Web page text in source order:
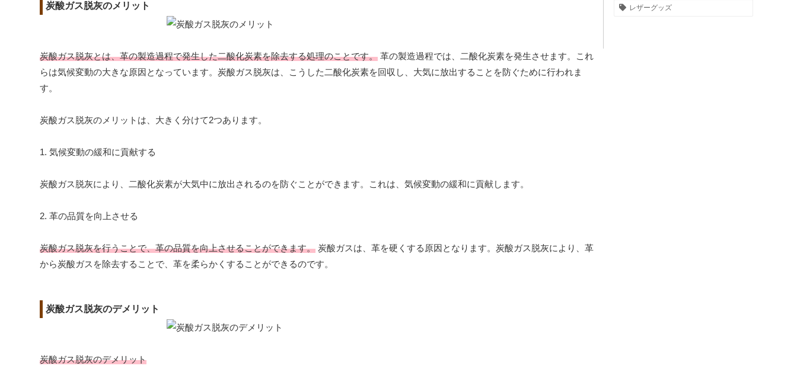
炭酸ガス脱灰のメリット
炭酸ガス脱灰とは、革の製造過程で発生した二酸化炭素を除去する処理のことです。 革の製造過程では、二酸化炭素を発生させます。これ
らは気候変動の大きな原因となっています。炭酸ガス脱灰は、こうした二酸化炭素を回収し、大気に放出することを防ぐために行われま
す。
炭酸ガス脱灰のメリットは、大きく分けて2つあります。
1. 気候変動の緩和に貢献する
炭酸ガス脱灰により、二酸化炭素が大気中に放出されるのを防ぐことができます。これは、気候変動の緩和に貢献します。
2. 革の品質を向上させる
炭酸ガス脱灰を行うことで、革の品質を向上させることができます。 炭酸ガスは、革を硬くする原因となります。炭酸ガス脱灰により、革
から炭酸ガスを除去することで、革を柔らかくすることができるのです。
炭酸ガス脱灰のデメリット
炭酸ガス脱灰のデメリット
レザーグッズ